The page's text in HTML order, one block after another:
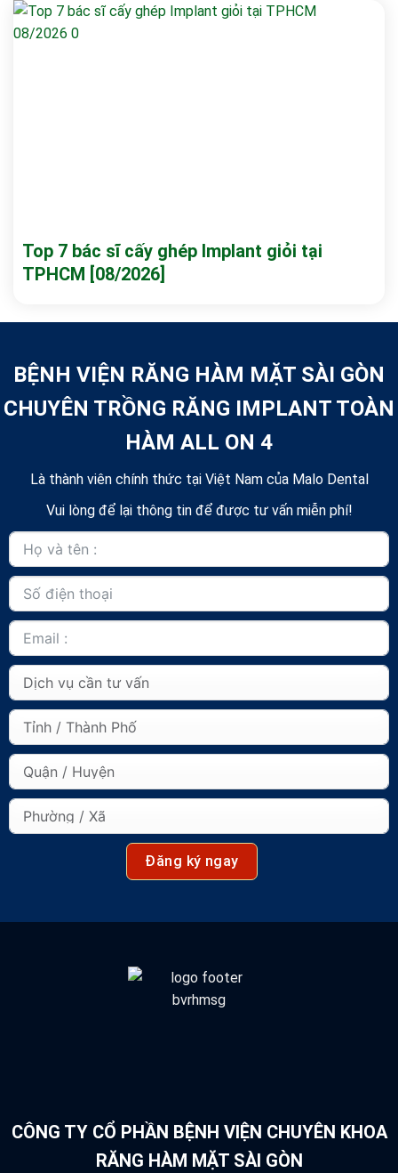
Top 7 bác sĩ cấy ghép Implant giỏi tại
TPHCM [08/2026]
BỆNH VIỆN RĂNG HÀM MẶT SÀI GÒN
CHUYÊN TRỒNG RĂNG IMPLANT TOÀN
HÀM ALL ON 4
Là thành viên chính thức tại Việt Nam của Malo Dental
Vui lòng để lại thông tin để được tư vấn miễn phí!
Đăng ký ngay
CÔNG TY CỔ PHẦN BỆNH VIỆN CHUYÊN KHOA
RĂNG HÀM MẶT SÀI GÒN